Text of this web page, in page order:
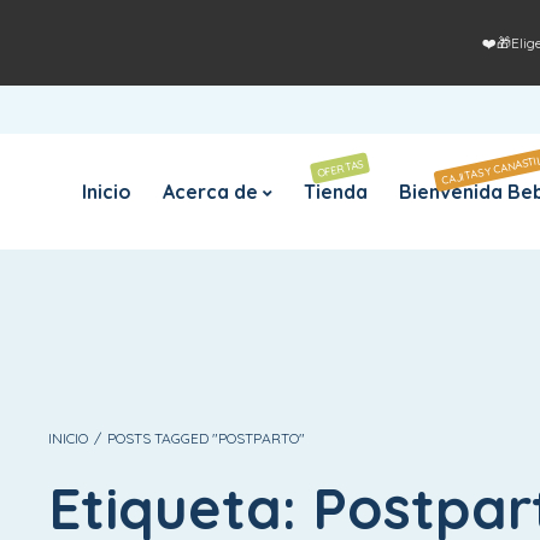
Inicio Acerca de Tienda
OFERTAS
Bienvenida
CAJITAS Y
INICIO / POSTS TAGGED "POSTPARTO"
Etiqueta: